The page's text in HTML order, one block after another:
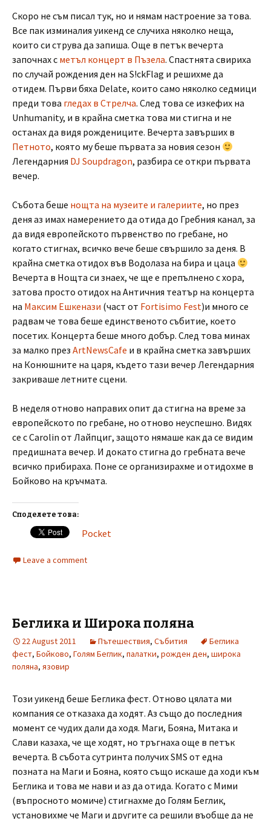
Скоро не съм писал тук, но и нямам настроение за това.
Все пак изминалия уикенд се случиха няколко неща,
които си струва да запиша. Още в петък вечерта
започнах с метъл концерт в Пъзела. Спастнята свириха
по случай рождения ден на S!ckFlag и решихме да
отидем. Първи бяха Delate, които само няколко седмици
преди това гледах в Стрелча. След това се изкефих на
Unhumanity, и в крайна сметка това ми стигна и не
останах да видя рождениците. Вечерта завърших в
Петното, която му беше първата за новия сезон
Легендарния DJ Soupdragon, разбира се откри първата
вечер.
Събота беше нощта на музеите и галериите, но през
деня аз имах намерението да отида до Гребния канал, за
да видя европейското първенство по гребане, но
когато стигнах, всичко вече беше свършило за деня. В
крайна сметка отидох във Водолаза на бира и цаца
Вечерта в Нощта си знаех, че ще е препълнено с хора,
затова просто отидох на Античния театър на концерта
на Максим Ешкенази (част от Fortisimo Fest)и много се
радвам че това беше единственото събитие, което
посетих. Концерта беше много добър. След това минах
за малко през ArtNewsCafe и в крайна сметка завърших
на Конюшните на царя, където тази вечер Легендарния
закриваше летните сцени.
В неделя отново направих опит да стигна на време за
европейското по гребане, но отново неуспешно. Видях
се с Carolin от Лайпциг, защото нямаше как да се видим
предишната вечер. И докато стигна до гребната вече
всичко прибираха. Поне се организирахме и отидохме в
Бойково на кръчмата.
Споделете това:
Pocket
Leave a comment
Беглика и Широка поляна
22 August 2011 Пътешествия, Събития
Беглика
фест, Бойково, Голям Беглик, палатки, рожден ден, широка
поляна, язовир
Този уикенд беше Беглика фест. Отново цялата ми
компания се отказаха да ходят. Аз също до последния
момент се чудих дали да ходя. Маги, Бояна, Митака и
Слави казаха, че ще ходят, но тръгнаха още в петък
вечерта. В събота сутринта получих SMS от една
позната на Маги и Бояна, която също искаше да ходи към
Беглика и това ме нави и аз да отида. Когато с Мими
(въпросното момиче) стигнахме до Голям Беглик,
установихме че Маги и другите са решили въобще да не